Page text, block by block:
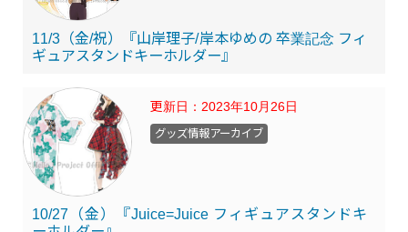
11/3（金/祝）『山岸理子/岸本ゆめの 卒業記念 フィ
ギュアスタンドキーホルダー』
更新日： 2023年10月26日
10/27（金）『Juice=Juice フィギュアスタンドキ
グッズ情報アーカイブ